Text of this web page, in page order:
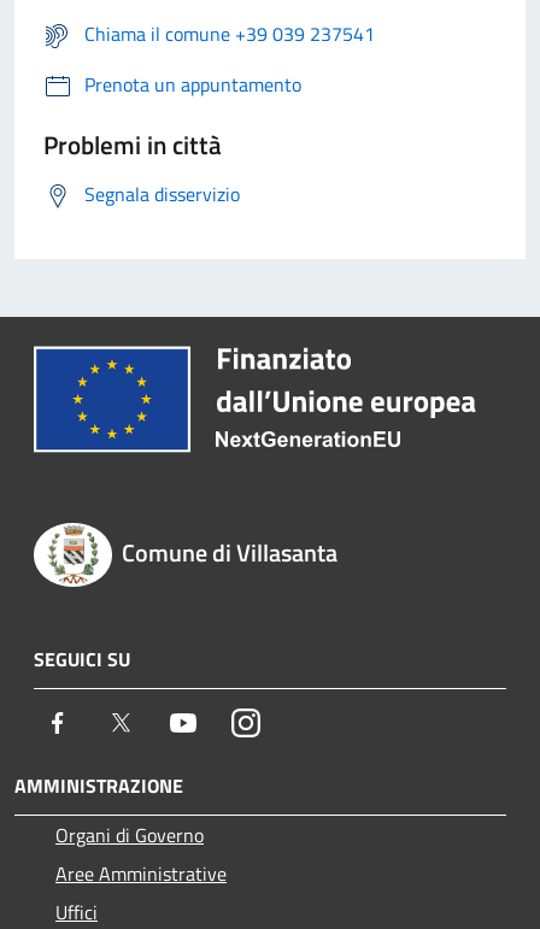
Chiama il comune +39 039 237541
Prenota un appuntamento
Problemi in città
Segnala disservizio
Comune di Villasanta
SEGUICI SU
Facebook Twitter YoutubeInstagram
AMMINISTRAZIONE
Organi di Governo
Aree Amministrative
Uffici